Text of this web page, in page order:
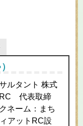
ルタント 株式
RC 代表取締
ーム：まち
アットRC設